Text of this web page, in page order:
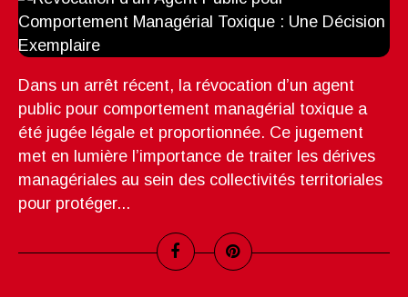
Dans un arrêt récent, la révocation d’un agent
public pour comportement managérial toxique a
été jugée légale et proportionnée. Ce jugement
met en lumière l’importance de traiter les dérives
managériales au sein des collectivités territoriales
pour protéger...